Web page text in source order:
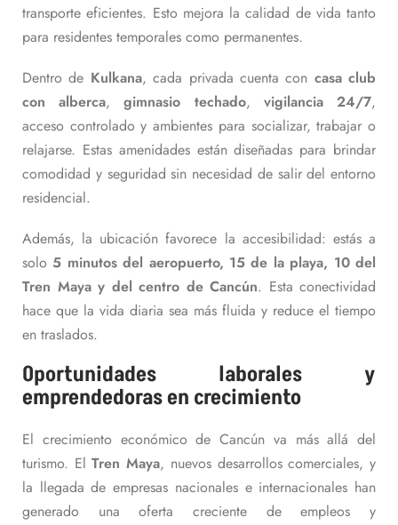
transporte eficientes. Esto mejora la calidad de vida tanto
para residentes temporales como permanentes.
Dentro de Kulkana, cada privada cuenta con casa club
con alberca,gimnasio techado, vigilancia 24/7,
acceso controlado y ambientes para socializar, trabajar o
relajarse. Estas amenidades están diseñadas para brindar
comodidad y seguridad sin necesidad de salir del entorno
residencial.
Además, la ubicación favorece la accesibilidad: estás a
solo 5 minutos del aeropuerto, 15 de la playa, 10 del
Tren Maya y del centro de Cancún. Esta conectividad
hace que la vida diaria sea más fluida y reduce el tiempo
en traslados.
Oportunidades laborales y
emprendedoras en crecimiento
El crecimiento económico de Cancún va más allá del
turismo. ElTren Maya, nuevos desarrollos comerciales, y
la llegada de empresas nacionales e internacionales han
generado una oferta creciente de empleos y